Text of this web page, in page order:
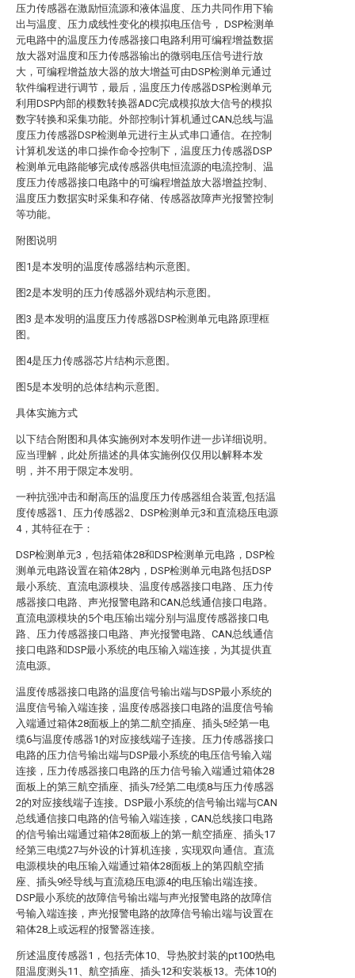
压力传感器在激励恒流源和液体温度、压力共同作用下输
出与温度、压力成线性变化的模拟电压信号， DSP检测单
元电路中的温度压力传感器接口电路利用可编程增益数据
放大器对温度和压力传感器输出的微弱电压信号进行放
大，可编程增益放大器的放大增益可由DSP检测单元通过
软件编程进行调节，最后，温度压力传感器DSP检测单元
利用DSP内部的模数转换器ADC完成模拟放大信号的模拟
数字转换和采集功能。外部控制计算机通过CAN总线与温
度压力传感器DSP检测单元进行主从式串口通信。在控制
计算机发送的串口操作命令控制下，温度压力传感器DSP
检测单元电路能够完成传感器供电恒流源的电流控制、温
度压力传感器接口电路中的可编程增益放大器增益控制、
温度压力数据实时采集和存储、传感器故障声光报警控制
等功能。
附图说明
图1是本发明的温度传感器结构示意图。
图2是本发明的压力传感器外观结构示意图。
图3 是本发明的温度压力传感器DSP检测单元电路原理框
图。
图4是压力传感器芯片结构示意图。
图5是本发明的总体结构示意图。
具体实施方式
以下结合附图和具体实施例对本发明作进一步详细说明。
应当理解，此处所描述的具体实施例仅仅用以解释本发
明，并不用于限定本发明。
一种抗强冲击和耐高压的温度压力传感器组合装置,包括温
度传感器1、压力传感器2、DSP检测单元3和直流稳压电源
4，其特征在于：
DSP检测单元3，包括箱体28和DSP检测单元电路，DSP检
测单元电路设置在箱体28内，DSP检测单元电路包括DSP
最小系统、直流电源模块、温度传感器接口电路、压力传
感器接口电路、声光报警电路和CAN总线通信接口电路。
直流电源模块的5个电压输出端分别与温度传感器接口电
路、压力传感器接口电路、声光报警电路、CAN总线通信
接口电路和DSP最小系统的电压输入端连接，为其提供直
流电源。
温度传感器接口电路的温度信号输出端与DSP最小系统的
温度信号输入端连接，温度传感器接口电路的温度信号输
入端通过箱体28面板上的第二航空插座、插头5经第一电
缆6与温度传感器1的对应接线端子连接。压力传感器接口
电路的压力信号输出端与DSP最小系统的电压信号输入端
连接，压力传感器接口电路的压力信号输入端通过箱体28
面板上的第三航空插座、插头7经第二电缆8与压力传感器
2的对应接线端子连接。DSP最小系统的信号输出端与CAN
总线通信接口电路的信号输入端连接，CAN总线接口电路
的信号输出端通过箱体28面板上的第一航空插座、插头17
经第三电缆27与外设的计算机连接，实现双向通信。直流
电源模块的电压输入端通过箱体28面板上的第四航空插
座、插头9经导线与直流稳压电源4的电压输出端连接。
DSP最小系统的故障信号输出端与声光报警电路的故障信
号输入端连接，声光报警电路的故障信号输出端与设置在
箱体28上或远程的报警器连接。
所述温度传感器1，包括壳体10、导热胶封装的pt100热电
阻温度测头11、航空插座、插头12和安装板13。壳体10的